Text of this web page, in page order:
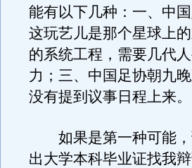
能有以下几种：一、中
这玩艺儿是那个星球上
的系统工程，需要几代
力；三、中国足协朝九
没有提到议事日程上来。
如果是第一种可能，
出大学本科毕业证找我